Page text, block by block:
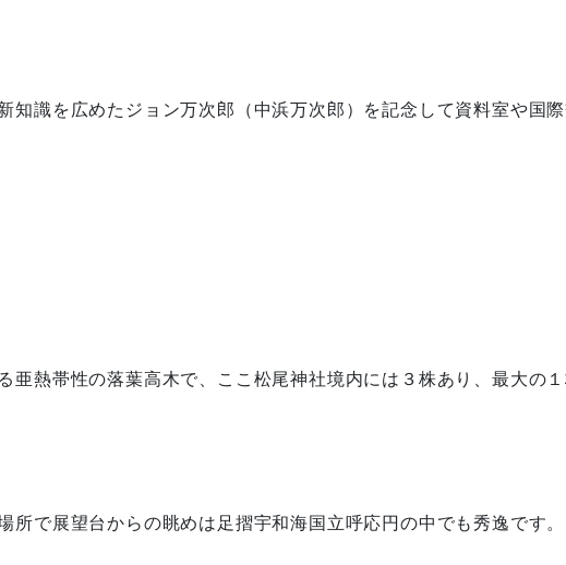
知識を広めたジョン万次郎（中浜万次郎）を記念して資料室や国
亜熱帯性の落葉高木で、ここ松尾神社境内には３株あり、最大の
所で展望台からの眺めは足摺宇和海国立呼応円の中でも秀逸です。